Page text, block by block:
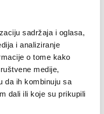
sadržaja i oglasa,
i analiziranje
o tome kako
medije,
da ih kombinuju sa
dali ili koje su prikupili
1.508,00